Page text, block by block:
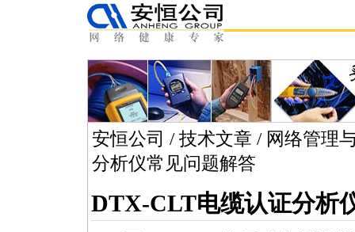
安恒公司 / 技术文章 / 网络管理
分析仪常见问题解答
DTX-CLT电缆认证分析